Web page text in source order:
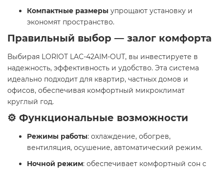
Компактные размеры упрощают установку и
экономят пространство.​
Правильный выбор — залог комфорта
Выбирая LORIOT LAC-42AIM-OUT, вы инвестируете в
надежность, эффективность и удобство. Эта система
идеально подходит для квартир, частных домов и
офисов, обеспечивая комфортный микроклимат
круглый год.​
⚙️ Функциональные возможности
Режимы работы: охлаждение, обогрев,
вентиляция, осушение, автоматический режим.​
Ночной режим: обеспечивает комфортный сон с